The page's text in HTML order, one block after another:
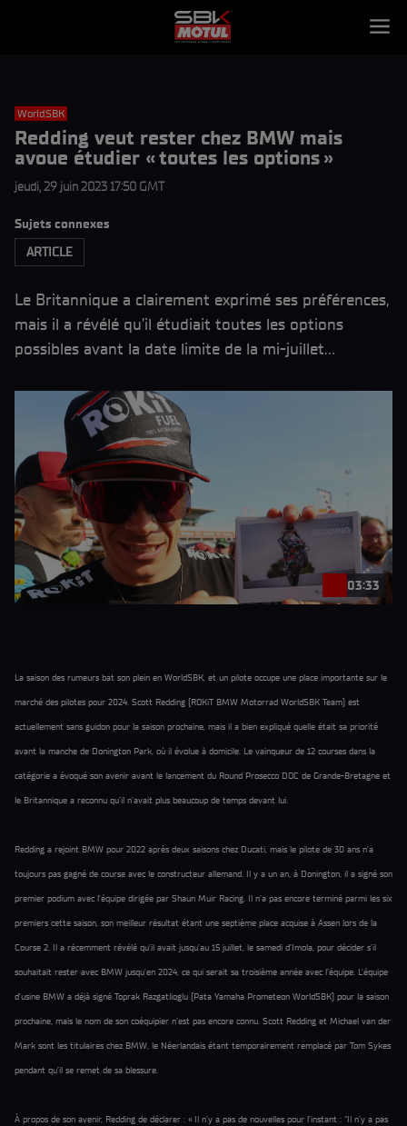
WorldSBK
Redding veut rester chez BMW mais
avoue étudier « toutes les options »
jeudi, 29 juin 2023 17:50 GMT
Sujets connexes
ARTICLE
Le Britannique a clairement exprimé ses préférences,
mais il a révélé qu’il étudiait toutes les options
possibles avant la date limite de la mi-juillet…
03:33
La saison des rumeurs bat son plein en WorldSBK, et un pilote occupe une place importante sur le
marché des pilotes pour 2024. Scott Redding (ROKiT BMW Motorrad WorldSBK Team) est
actuellement sans guidon pour la saison prochaine, mais il a bien expliqué quelle était sa priorité
avant la manche de Donington Park, où il évolue à domicile. Le vainqueur de 12 courses dans la
catégorie a évoqué son avenir avant le lancement du Round Prosecco DOC de Grande-Bretagne et
le Britannique a reconnu qu’il n’avait plus beaucoup de temps devant lui.
Redding a rejoint BMW pour 2022 après deux saisons chez Ducati, mais le pilote de 30 ans n’a
toujours pas gagné de course avec le constructeur allemand. Il y a un an, à Donington, il a signé son
premier podium avec l’équipe dirigée par Shaun Muir Racing. Il n’a pas encore terminé parmi les six
premiers cette saison, son meilleur résultat étant une septième place acquise à Assen lors de la
Course 2. Il a récemment révélé qu’il avait jusqu’au 15 juillet, le samedi d’Imola, pour décider s’il
souhaitait rester avec BMW jusqu’en 2024, ce qui serait sa troisième année avec l’équipe. L’équipe
d’usine BMW a déjà signé Toprak Razgatlioglu (Pata Yamaha Prometeon WorldSBK) pour la saison
prochaine, mais le nom de son coéquipier n’est pas encore connu. Scott Redding et Michael van der
Mark sont les titulaires chez BMW, le Néerlandais étant temporairement remplacé par Tom Sykes
pendant qu’il se remet de sa blessure.
À propos de son avenir, Redding de déclarer : « Il n’y a pas de nouvelles pour l’instant : “Il n’y a pas